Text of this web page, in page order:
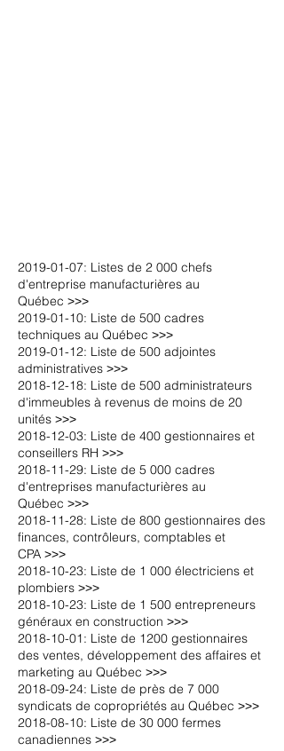
2019-01-07: Listes de 2 000 chefs
d'entreprise manufacturières au
Québec ˃˃˃
2019-01-10: Liste de 500 cadres
techniques au Québec ˃˃˃
2019-01-12: Liste de 500 adjointes
administratives ˃˃˃
2018-12-18: Liste de 500 administrateurs
d'immeubles à revenus de moins de 20
unités ˃˃˃
2018-12-03: Liste de 400 gestionnaires et
conseillers RH ˃˃˃
2018-11-29: Liste de 5 000 cadres
d'entreprises manufacturières au
Québec ˃˃˃
2018-11-28: Liste de 800 gestionnaires des
finances, contrôleurs, comptables et
CPA ˃˃˃
2018-10-23: Liste de 1 000 électriciens et
plombiers ˃˃˃
2018-10-23: Liste de 1 500 entrepreneurs
généraux en construction ˃˃˃
2018-10-01: Liste de 1200 gestionnaires
des ventes, développement des affaires et
marketing au Québec ˃˃˃
2018-09-24: Liste de près de 7 000
syndicats de copropriétés au Québec ˃˃˃
2018-08-10: Liste de 30 000 fermes
canadiennes ˃˃˃